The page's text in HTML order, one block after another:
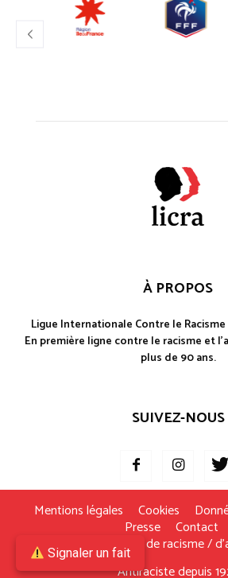
Signaler un fait
À PROPOS
Ligue Internationale Contre le
En première ligne contre le racisme et
plus de 90 ans.
SUIVEZ-NOUS
Mentions légales Cookies
Presse Contact
Je signale un fait de racisme /
Antiraciste depuis